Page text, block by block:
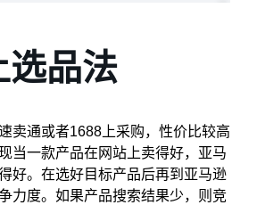
选品法
卖通或者1688上采购，性价比较高
当一款产品在网站上卖得好，亚马
好。在选好目标产品后再到亚马逊
力度。如果产品搜索结果少，则竞